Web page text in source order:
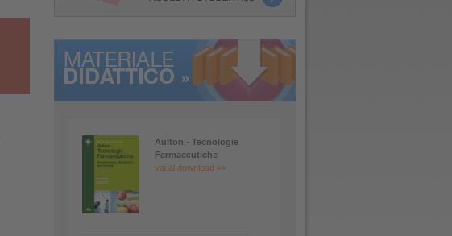
Aulton - Tecnologie
Farmaceutiche
vai al download >>